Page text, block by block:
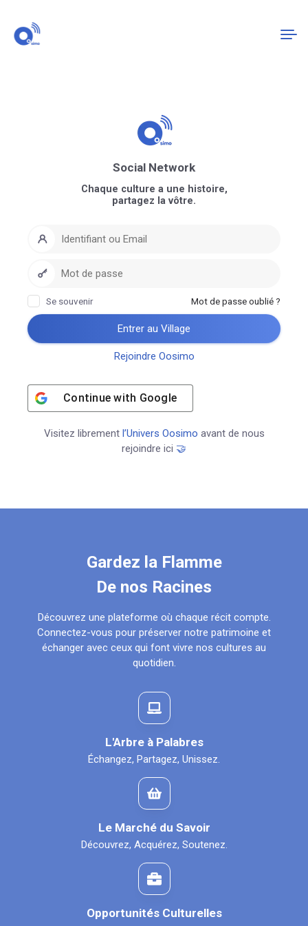
Gardez la Flamme
De nos Racines
Découvrez une plateforme où chaque récit compte.
Connectez-vous pour préserver notre patrimoine et
échanger avec ceux qui font vivre nos cultures au
quotidien.
L'Arbre à Palabres
Échangez, Partagez, Unissez.
Le Marché du Savoir
Découvrez, Acquérez, Soutenez.
Opportunités Culturelles
Social Network
Chaque culture a une histoire,
partagez la vôtre.
Se souvenir Mot de passe oublié ?
Entrer au Village
Rejoindre Oosimo
Continue with Google
Visitez librement l’Univers Oosimo avant de nous
rejoindre ici 🤝